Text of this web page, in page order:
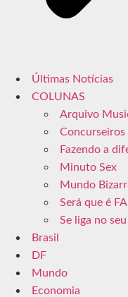
Últimas Notícias
COLUNAS
Arquivo
Concurseiros
Fazendo a
Minuto Sex
Mundo
Será que é
Se liga no
Brasil
DF
Mundo
Economia